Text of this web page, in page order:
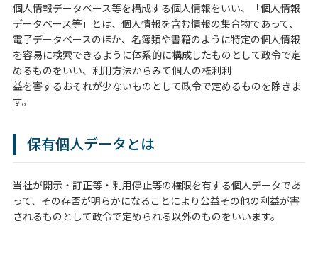
個人情報データベース等を構成する個人情報をいい、「個人情報
データベース等」とは、個人情報を含む情報の集合物であって、
電子データベースのほか、名簿類や書籍のように特定の個人情報
を容易に検索できるように体系的に構成したものとして政令で定
めるものをいい、利用方法からみて個人の権利利
益を害するおそれが少ないものとして政令で定めるものを除きま
す。
保有個人データとは
当社が開示・訂正等・利用停止等の権限を有する個人データであ
って、その存否が明らかになることにより公益その他の利益が害
されるものとして政令で定められる以外のものをいいます。